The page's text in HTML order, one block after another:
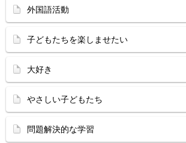
外国語活動
子どもたちを楽しませたい
大好き
やさしい子どもたち
問題解決的な学習